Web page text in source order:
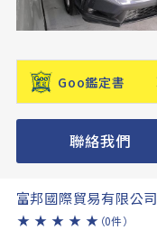
Goo鑑定書
聯絡我們
富邦國際貿易有限公司
★ ★ ★ ★ ★ （0件）